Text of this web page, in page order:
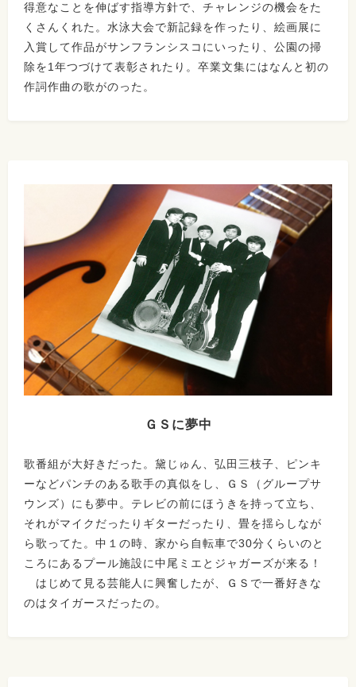
得意なことを伸ばす指導方針で、チャレンジの機会をた
くさんくれた。水泳大会で新記録を作ったり、絵画展に
入賞して作品がサンフランシスコにいったり、公園の掃
除を1年つづけて表彰されたり。卒業文集にはなんと初の
作詞作曲の歌がのった。
ＧＳに夢中
歌番組が大好きだった。黛じゅん、弘田三枝子、ピンキ
ーなどパンチのある歌手の真似をし、ＧＳ（グループサ
ウンズ）にも夢中。テレビの前にほうきを持って立ち、
それがマイクだったりギターだったり、畳を揺らしなが
ら歌ってた。中１の時、家から自転車で30分くらいのと
ころにあるプール施設に中尾ミエとジャガーズが来る！
はじめて見る芸能人に興奮したが、ＧＳで一番好きな
のはタイガースだったの。